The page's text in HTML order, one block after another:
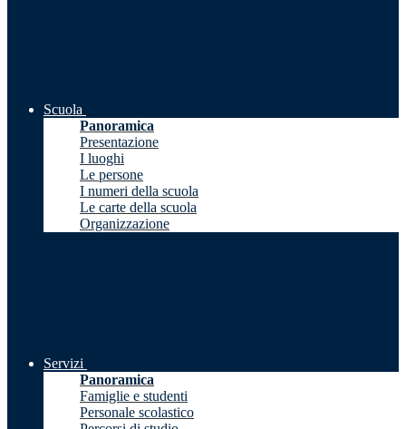
Scuola
Panoramica
Presentazione
I luoghi
Le persone
I numeri della scuola
Le carte della scuola
Organizzazione
Servizi
Panoramica
Famiglie e studenti
Personale scolastico